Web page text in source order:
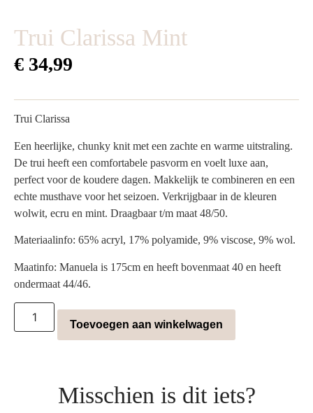
Trui Clarissa Mint
€ 34,99
Trui Clarissa
Een heerlijke, chunky knit met een zachte en warme uitstraling.
De trui heeft een comfortabele pasvorm en voelt luxe aan,
perfect voor de koudere dagen. Makkelijk te combineren en een
echte musthave voor het seizoen. Verkrijgbaar in de kleuren
wolwit, ecru en mint. Draagbaar t/m maat 48/50.
Materiaalinfo: 65% acryl, 17% polyamide, 9% viscose, 9% wol.
Maatinfo: Manuela is 175cm en heeft bovenmaat 40 en heeft
ondermaat 44/46.
Toevoegen aan winkelwagen
Misschien is dit iets?